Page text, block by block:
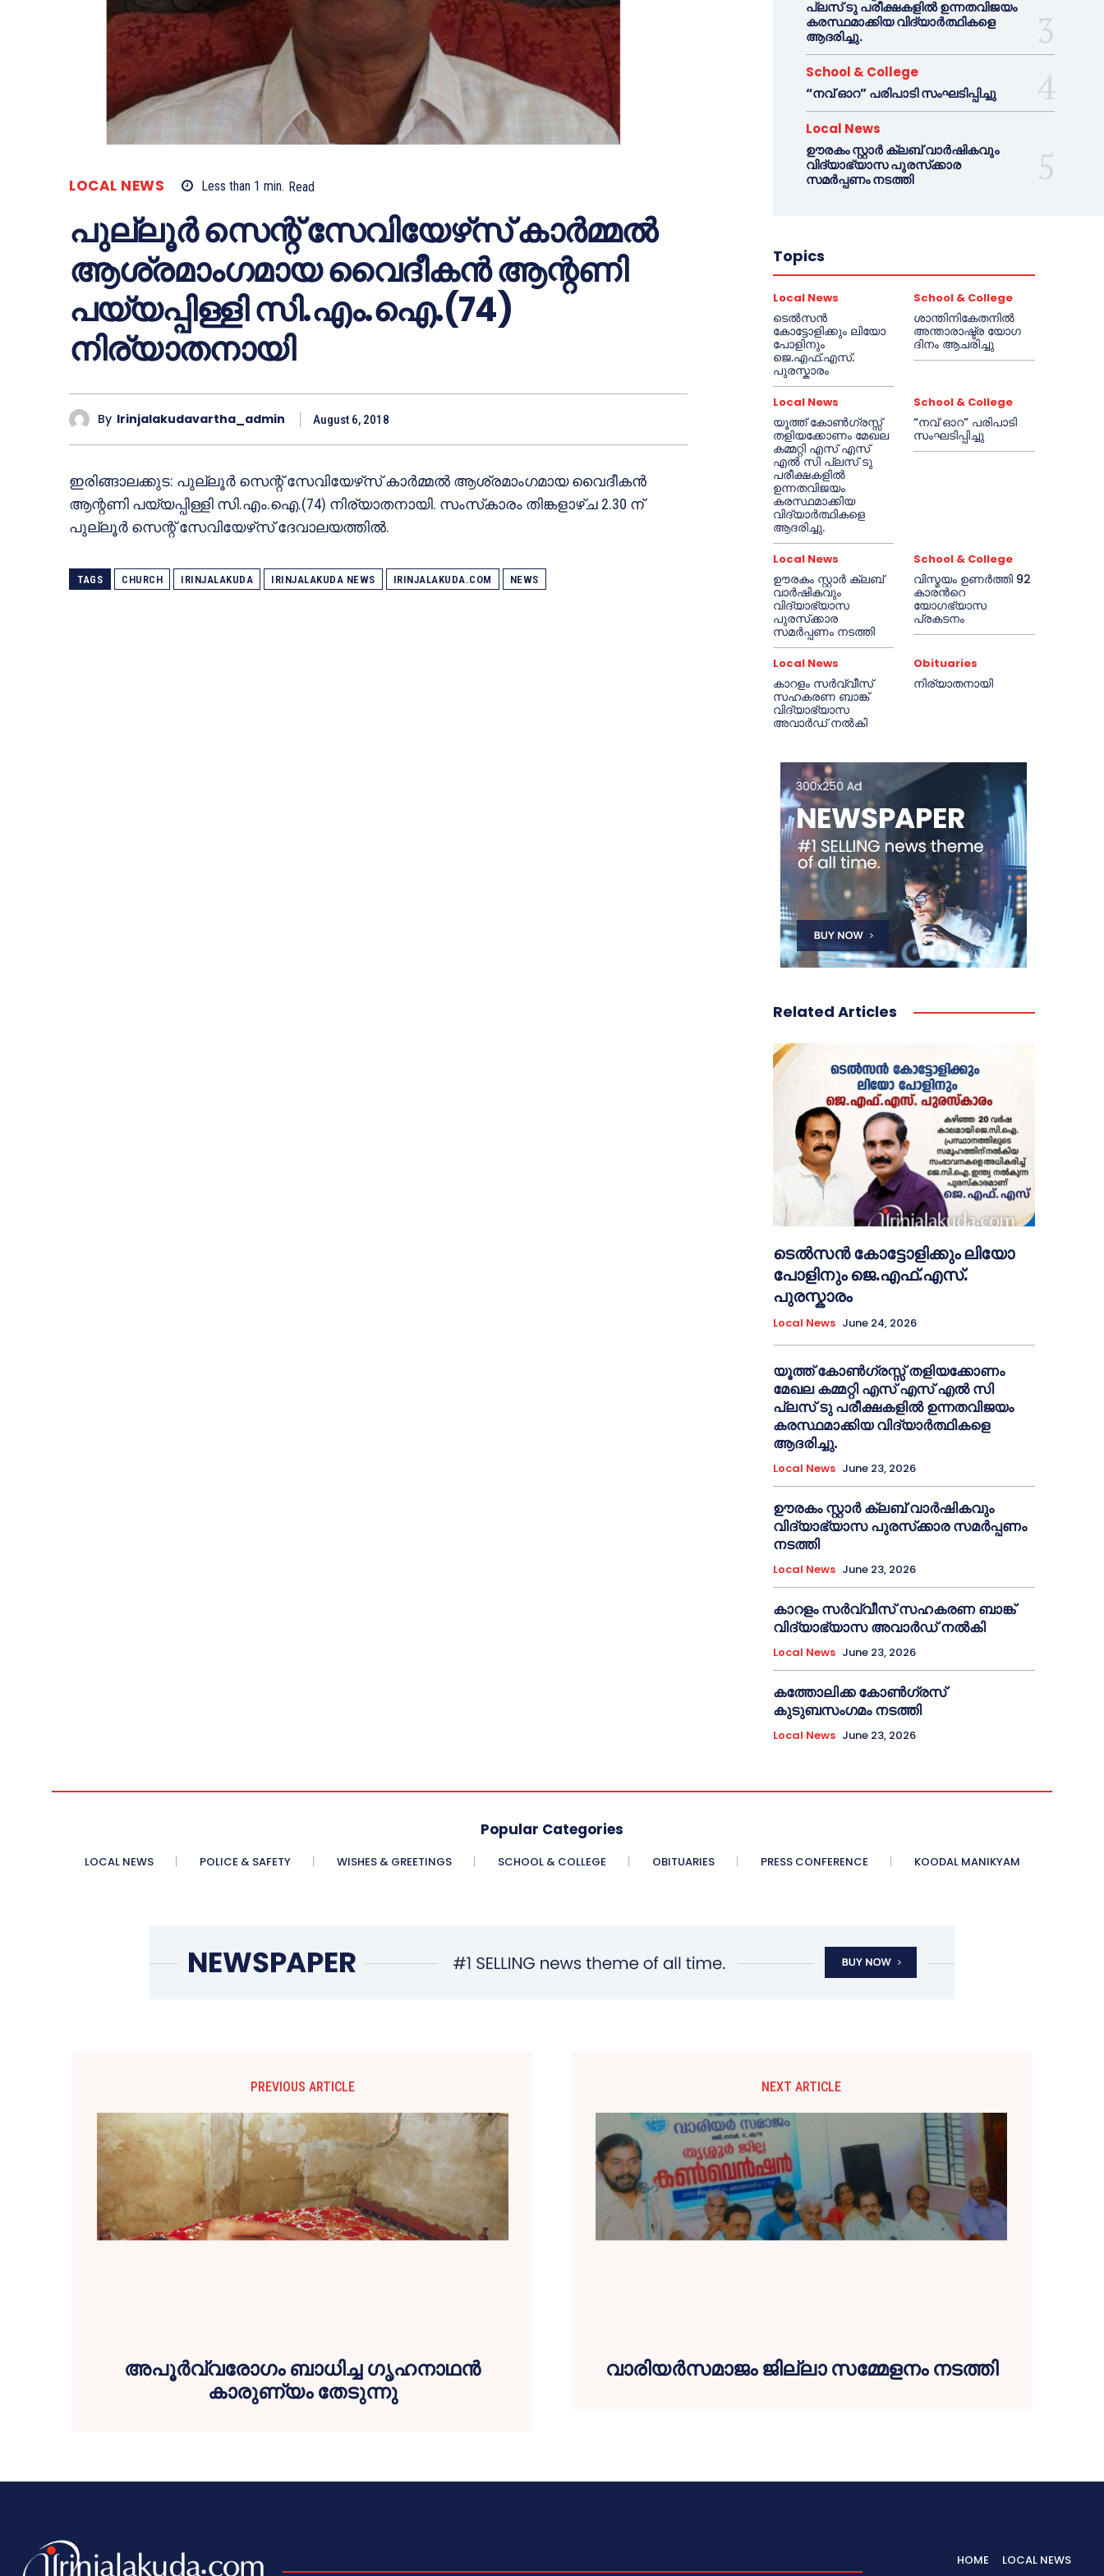
LOCAL NEWS Less than 1 min. Read
പുല്ലൂര്‍ സെന്റ് സേവിയേഴ്‌സ് കാര്‍മ്മല്‍
ആശ്രമാംഗമായ വൈദീകന്‍ ആന്റണി
പയ്യപ്പിള്ളി സി.എം.ഐ.(74)
നിര്യാതനായി
By Irinjalakudavartha_admin August 6, 2018
ഇരിങ്ങാലക്കുട: പുല്ലൂര്‍ സെന്റ് സേവിയേഴ്‌സ് കാര്‍മ്മല്‍ ആശ്രമാംഗമായ വൈദീകന്‍
ആന്റണി പയ്യപ്പിള്ളി സി.എം.ഐ.(74) നിര്യാതനായി. സംസ്‌കാരം തിങ്കളാഴ്ച 2.30 ന്
പുല്ലൂര്‍ സെന്റ് സേവിയേഴ്‌സ് ദേവാലയത്തില്‍.
TAGS CHURCH IRINJALAKUDA IRINJALAKUDA NEWS IRINJALAKUDA.COM NEWS
പ്ലസ് ടു പരീക്ഷകളിൽ ഉന്നതവിജയം
കരസ്ഥമാക്കിയ വിദ്യാർത്ഥികളെ
ആദരിച്ചു.
School & College
“നവ് ഓറ” പരിപാടി സംഘടിപ്പിച്ചു
Local News
ഊരകം സ്റ്റാർ ക്ലബ് വാർഷികവും
വിദ്യാഭ്യാസ പുരസ്‌ക്കാര
സമർപ്പണം നടത്തി
Topics
Local News
ടെൽസൻ
കോട്ടോളിക്കും ലിയോ
പോളിനും
ജെ.എഫ്.എസ്.
പുരസ്കാരം
School & College
ശാന്തിനികേതനിൽ
അന്താരാഷ്ട്ര യോഗ
ദിനം ആചരിച്ചു
Local News
യൂത്ത് കോൺഗ്രസ്സ്
തളിയക്കോണം മേഖല
കമ്മറ്റി എസ് എസ്
എൽ സി പ്ലസ് ടു
പരീക്ഷകളിൽ
ഉന്നതവിജയം
കരസ്ഥമാക്കിയ
വിദ്യാർത്ഥികളെ
ആദരിച്ചു.
School & College
“നവ് ഓറ” പരിപാടി
സംഘടിപ്പിച്ചു
Local News
ഊരകം സ്റ്റാർ ക്ലബ്
വാർഷികവും
വിദ്യാഭ്യാസ
പുരസ്‌ക്കാര
സമർപ്പണം നടത്തി
School & College
വിസ്മയം ഉണർത്തി 92
കാരൻറെ
യോഗഭ്യാസ
പ്രകടനം
Local News
കാറളം സർവ്വീസ്
സഹകരണ ബാങ്ക്
വിദ്യാഭ്യാസ
അവാർഡ് നൽകി
Obituaries
നിര്യാതനായി
Related Articles
ടെൽസൻ കോട്ടോളിക്കും ലിയോ
പോളിനും ജെ.എഫ്.എസ്.
പുരസ്കാരം
Local News June 24, 2026
യൂത്ത് കോൺഗ്രസ്സ് തളിയക്കോണം
മേഖല കമ്മറ്റി എസ് എസ് എൽ സി
പ്ലസ് ടു പരീക്ഷകളിൽ ഉന്നതവിജയം
കരസ്ഥമാക്കിയ വിദ്യാർത്ഥികളെ
ആദരിച്ചു.
Local News June 23, 2026
ഊരകം സ്റ്റാർ ക്ലബ് വാർഷികവും
വിദ്യാഭ്യാസ പുരസ്‌ക്കാര സമർപ്പണം
നടത്തി
Local News June 23, 2026
കാറളം സർവ്വീസ് സഹകരണ ബാങ്ക്
വിദ്യാഭ്യാസ അവാർഡ് നൽകി
Local News June 23, 2026
കത്തോലിക്ക കോൺഗ്രസ്
കുടുബസംഗമം നടത്തി
Local News June 23, 2026
Popular Categories
LOCAL NEWS POLICE & SAFETY WISHES & GREETINGS SCHOOL & COLLEGE OBITUARIES PRESS CONFERENCE KOODAL MANIKYAM
PREVIOUS ARTICLE
അപൂര്‍വ്വരോഗം ബാധിച്ച ഗൃഹനാഥന്‍
കാരുണ്യം തേടുന്നു
NEXT ARTICLE
വാരിയര്‍സമാജം ജില്ലാ സമ്മേളനം നടത്തി
HOME
LOCAL NEWS